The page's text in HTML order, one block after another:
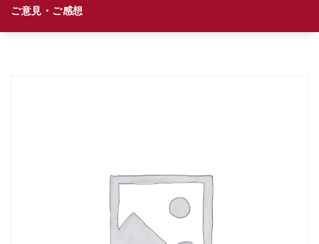
ご意見・ご感想